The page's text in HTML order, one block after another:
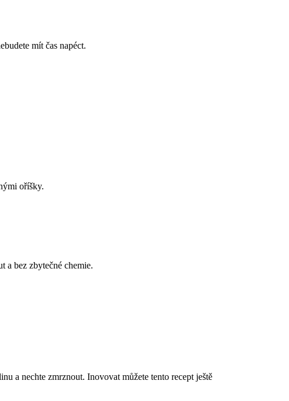
mít čas napéct.
oříšky.
a bez zbytečné chemie.
a nechte zmrznout. Inovovat můžete tento recept ještě